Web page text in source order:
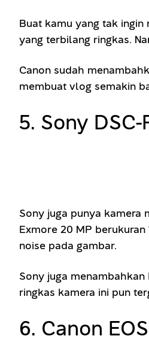
Buat kamu yang tak
yang terbilang ringkas.
Canon sudah
membuat vlog semakin
5. Sony DSC-
Sony juga punya kamera
Exmore 20 MP
noise pada gambar.
Sony juga
ringkas kamera ini pun
6. Canon